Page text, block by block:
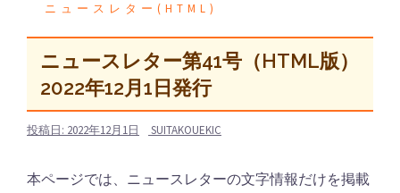
ニュースレター(HTML)
ニュースレター第41号（HTML版）
2022年12月1日発行
投稿日: 2022年12月1日 SUITAKOUEKIC
本ページでは、ニュースレターの文字情報だけを掲載